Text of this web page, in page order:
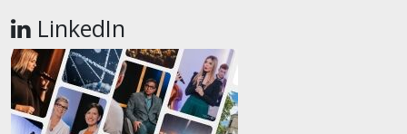
LinkedIn